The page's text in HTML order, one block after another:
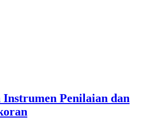
Instrumen Penilaian dan